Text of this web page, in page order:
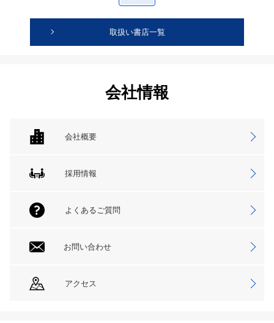
取扱い書店一覧
会社情報
会社概要
採用情報
よくあるご質問
お問い合わせ
アクセス